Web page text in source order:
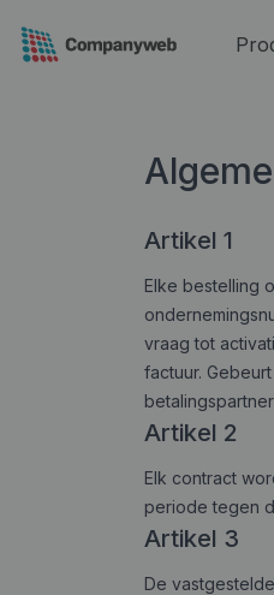
Artikel 1
Elke bestelling
vraag tot
factuur.
Artikel 2
Elk contract
periode tegen
Artikel 3
De